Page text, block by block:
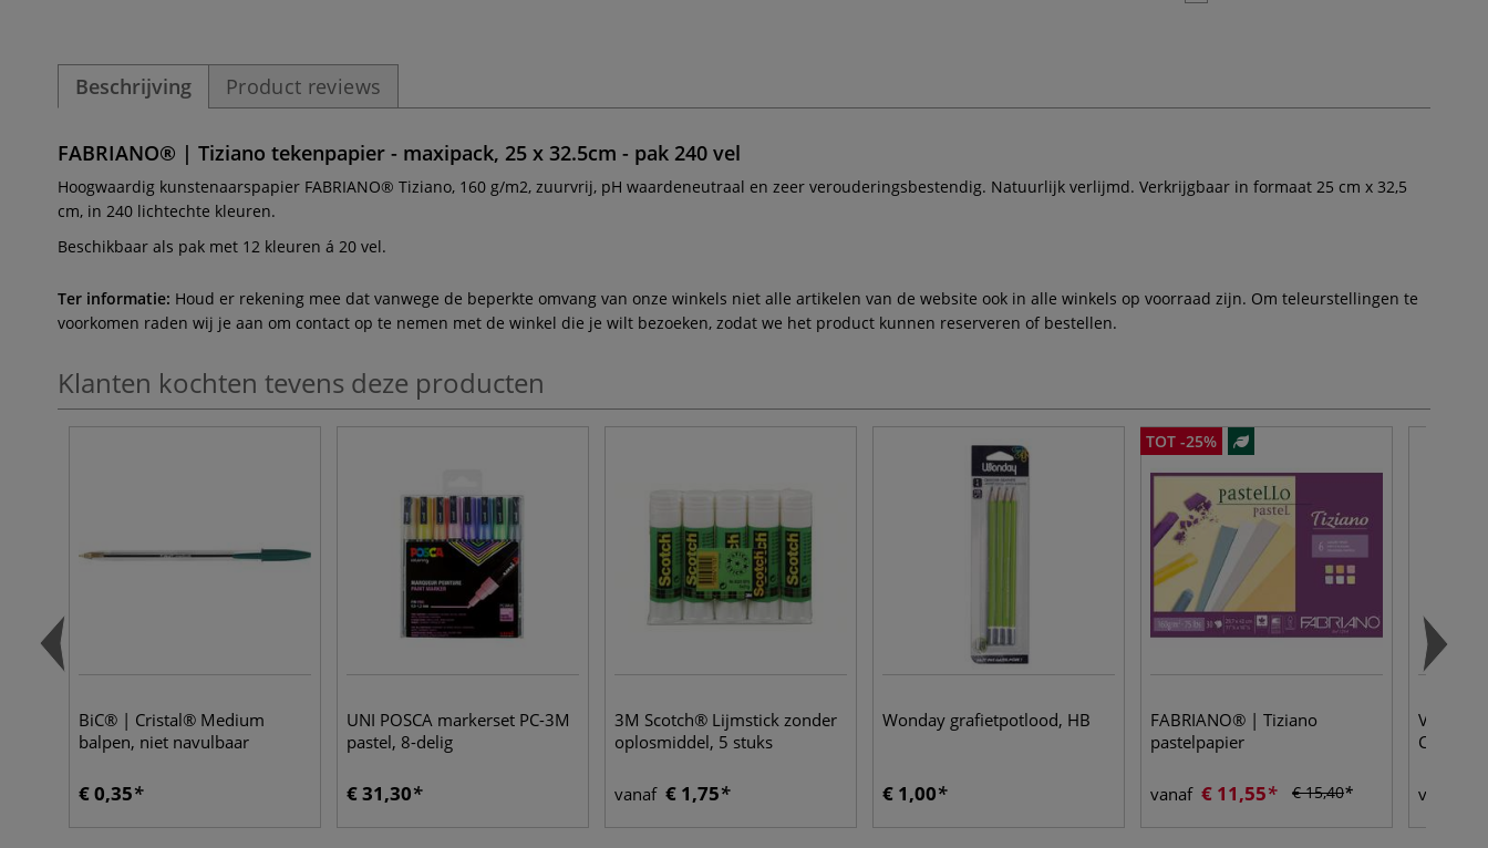
Beschrijving Product reviews
FABRIANO® | Tiziano tekenpapier - maxipack, 25 x 32.5cm - pak 240 vel
Hoogwaardig kunstenaarspapier FABRIANO® Tiziano, 160 g/m2, zuurvrij, pH waardeneutraal en zeer verouderingsbestendig. Natuurlijk verlijmd. Verkrijgbaar in formaat 25 cm x 32,5
cm, in 240 lichtechte kleuren.
Beschikbaar als pak met 12 kleuren á 20 vel.
Ter informatie: Houd er rekening mee dat vanwege de beperkte omvang van onze winkels niet alle artikelen van de website ook in alle winkels op voorraad zijn. Om teleurstellingen te
voorkomen raden wij je aan om contact op te nemen met de winkel die je wilt bezoeken, zodat we het product kunnen reserveren of bestellen.
Klanten kochten tevens deze producten
BiC® | Cristal® Medium
balpen, niet navulbaar
€ 0,35
UNI POSCA markerset PC-3M
pastel, 8-delig
€ 31,30
3M Scotch® Lijmstick zonder
oplosmiddel, 5 stuks
vanaf € 1,75
Wonday grafietpotlood, HB
€ 1,00
TOT -25%
FABRIANO® | Tiziano
pastelpapier
vanaf € 11,55 € 15,40
Vernis
vanaf